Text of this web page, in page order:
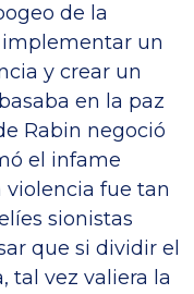
de la
un
y crear un
en la paz
Rabin negoció
el infame
violencia fue tan
sionistas
que si dividir el
tal vez valiera la